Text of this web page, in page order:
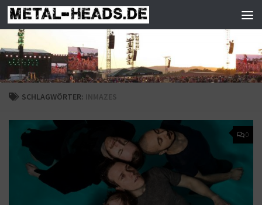
Zum Inhalt springen
SCHLAGWÖRTER: INMAZES
0